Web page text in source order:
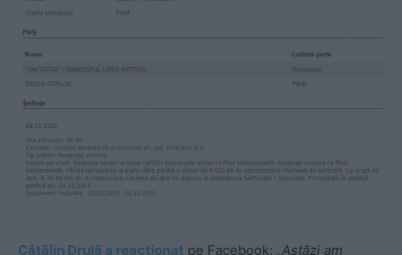
Cătălin Drulă a reacționat pe Facebook: „Astăzi am